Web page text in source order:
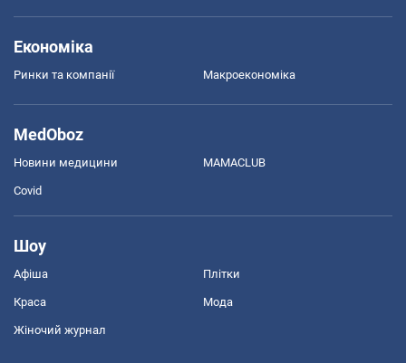
Економіка
Ринки та компанії Макроекономіка
MedOboz
Новини медицини MAMACLUB
Covid
Шоу
Афіша Плітки
Краса Мода
Жіночий журнал